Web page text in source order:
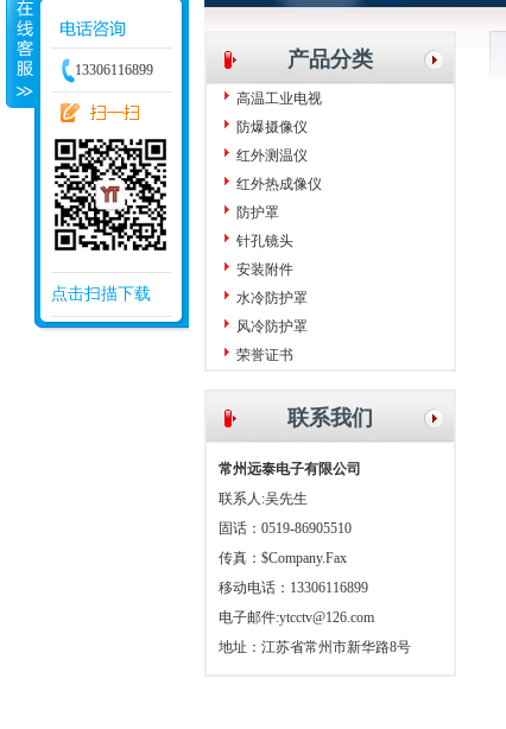
产品分类
高温工业电视
防爆摄像仪
红外测温仪
红外热成像仪
防护罩
针孔镜头
安装附件
水冷防护罩
风冷防护罩
荣誉证书
联系我们
常州远泰电子有限公司
联系人:吴先生
固话：0519-86905510
传真：$Company.Fax
移动电话：13306116899
电子邮件:ytcctv@126.com
地址：江苏省常州市新华路8号
13306116899
点击扫描下载